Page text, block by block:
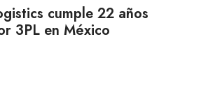
cumple 22 años
3PL en México